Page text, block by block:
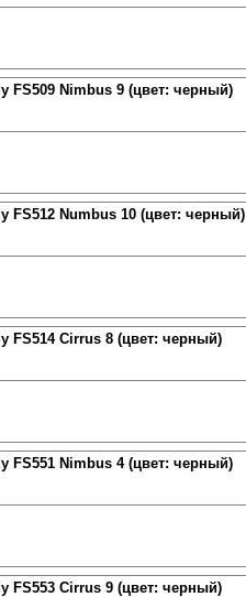
FS509 Nimbus 9 (цвет: черный)
FS512 Numbus 10 (цвет: черный)
FS514 Cirrus 8 (цвет: черный)
FS551 Nimbus 4 (цвет: черный)
FS553 Cirrus 9 (цвет: черный)